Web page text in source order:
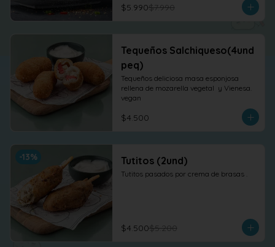
$5.990$7.990
Tequeños Salchiqueso(4und
peq)
Tequeños deliciosa masa esponjosa
rellena de mozarella vegetal  y Vienesa.
vegan
$4.500
-13% Tutitos (2und)
Tutitos pasados por crema de brasas .
$4.500$5.200